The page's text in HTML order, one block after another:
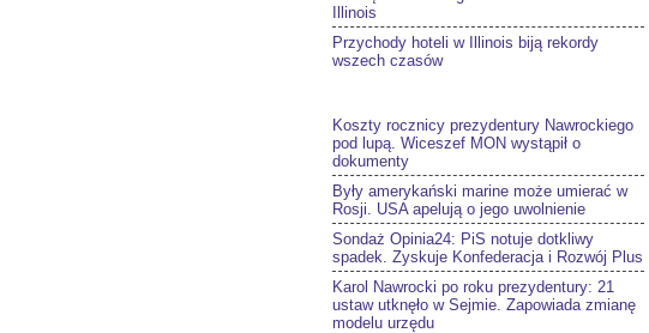
Illinois
Przychody hoteli w Illinois biją rekordy
wszech czasów
Koszty rocznicy prezydentury Nawrockiego
pod lupą. Wiceszef MON wystąpił o
dokumenty
Były amerykański marine może umierać w
Rosji. USA apelują o jego uwolnienie
Sondaż Opinia24: PiS notuje dotkliwy
spadek. Zyskuje Konfederacja i Rozwój Plus
Karol Nawrocki po roku prezydentury: 21
ustaw utknęło w Sejmie. Zapowiada zmianę
modelu urzędu